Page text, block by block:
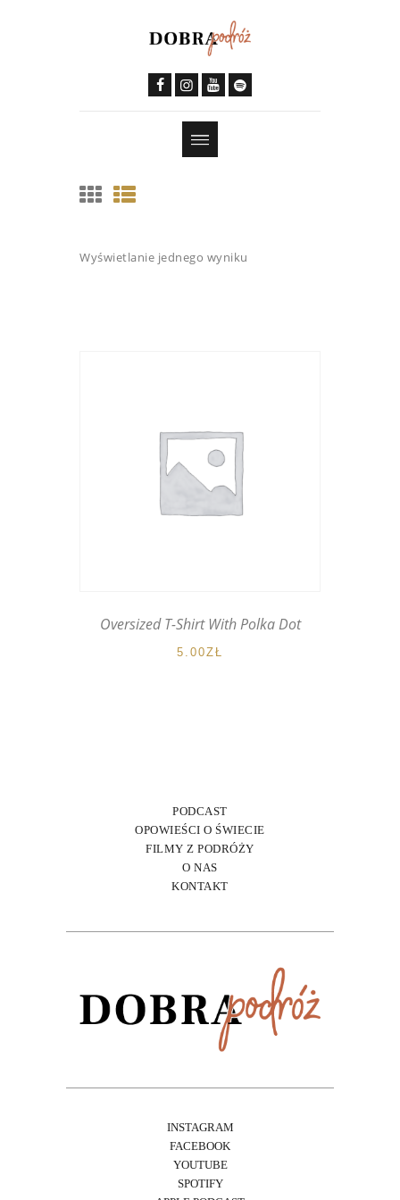
Wyświetlanie jednego wyniku
Oversized T-Shirt With Polka Dot
5.00ZŁ
PODCAST
OPOWIEŚCI O ŚWIECIE
FILMY Z PODRÓŻY
O NAS
KONTAKT
INSTAGRAM
FACEBOOK
YOUTUBE
SPOTIFY